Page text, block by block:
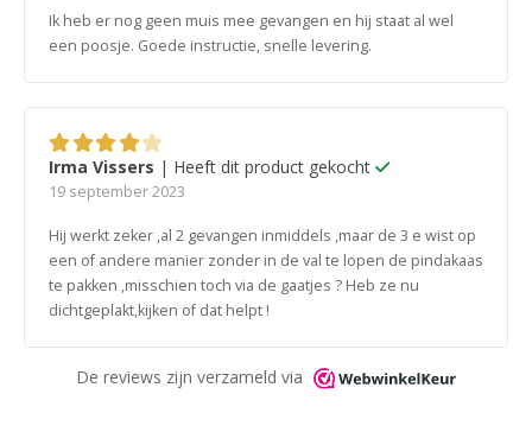
Ik heb er nog geen muis mee gevangen en hij staat al wel
een poosje. Goede instructie, snelle levering.
4van 5
Irma Vissers | Heeft dit product gekocht
19 september 2023
Hij werkt zeker ,al 2 gevangen inmiddels ,maar de 3 e wist op
een of andere manier zonder in de val te lopen de pindakaas
te pakken ,misschien toch via de gaatjes ? Heb ze nu
dichtgeplakt,kijken of dat helpt !
De reviews zijn verzameld via